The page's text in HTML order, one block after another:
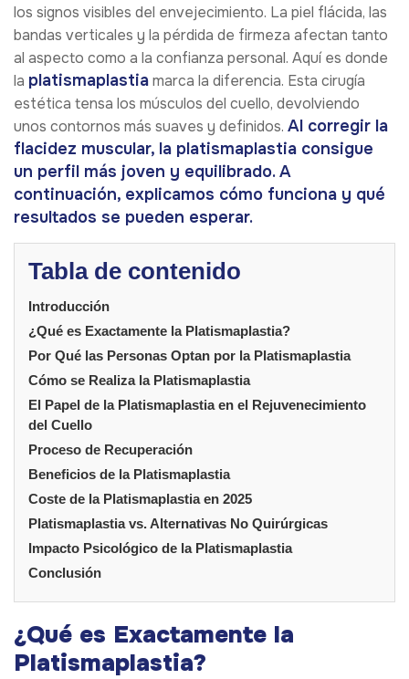
los signos visibles del envejecimiento. La piel flácida, las
bandas verticales y la pérdida de firmeza afectan tanto
al aspecto como a la confianza personal. Aquí es donde
la platismaplastiamarca la diferencia. Esta cirugía
estética tensa los músculos del cuello, devolviendo
unos contornos más suaves y definidos. Al corregir la
flacidez muscular, la platismaplastia consigue
un perfil más joven y equilibrado. A
continuación, explicamos cómo funciona y qué
resultados se pueden esperar.
Tabla de contenido
Introducción
¿Qué es Exactamente la Platismaplastia?
Por Qué las Personas Optan por la Platismaplastia
Cómo se Realiza la Platismaplastia
El Papel de la Platismaplastia en el Rejuvenecimiento
del Cuello
Proceso de Recuperación
Beneficios de la Platismaplastia
Coste de la Platismaplastia en 2025
Platismaplastia vs. Alternativas No Quirúrgicas
Impacto Psicológico de la Platismaplastia
Conclusión
¿Qué es Exactamente la
Platismaplastia?